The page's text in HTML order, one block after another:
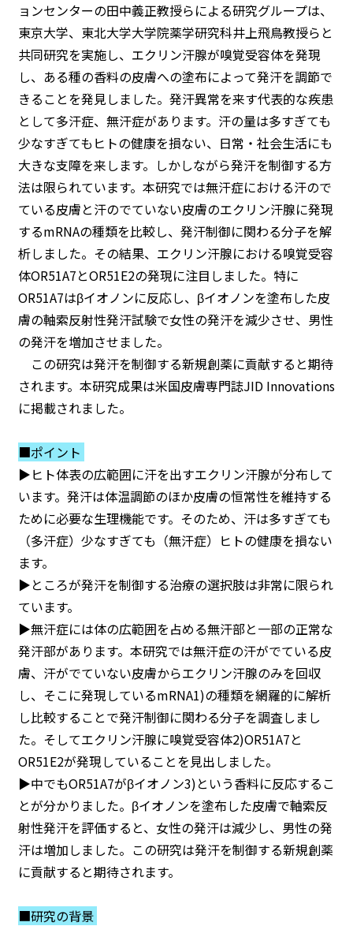
ョンセンターの田中義正教授らによる研究グループは、
東京大学、東北大学大学院薬学研究科井上飛鳥教授らと
共同研究を実施し、エクリン汗腺が嗅覚受容体を発現
し、ある種の香料の皮膚への塗布によって発汗を調節で
きることを発見しました。発汗異常を来す代表的な疾患
として多汗症、無汗症があります。汗の量は多すぎても
少なすぎてもヒトの健康を損ない、日常・社会生活にも
大きな支障を来します。しかしながら発汗を制御する方
法は限られています。本研究では無汗症における汗ので
ている皮膚と汗のでていない皮膚のエクリン汗腺に発現
するmRNAの種類を比較し、発汗制御に関わる分子を解
析しました。その結果、エクリン汗腺における嗅覚受容
体OR51A7とOR51E2の発現に注目しました。特に
OR51A7はβイオノンに反応し、βイオノンを塗布した皮
膚の軸索反射性発汗試験で女性の発汗を減少させ、男性
の発汗を増加させました。
この研究は発汗を制御する新規創薬に貢献すると期待
されます。本研究成果は米国皮膚専門誌JID Innovations
に掲載されました。
■ポイント
▶︎ヒト体表の広範囲に汗を出すエクリン汗腺が分布して
います。発汗は体温調節のほか皮膚の恒常性を維持する
ために必要な生理機能です。そのため、汗は多すぎても
（多汗症）少なすぎても（無汗症）ヒトの健康を損ない
ます。
▶︎ところが発汗を制御する治療の選択肢は非常に限られ
ています。
▶︎無汗症には体の広範囲を占める無汗部と一部の正常な
発汗部があります。本研究では無汗症の汗がでている皮
膚、汗がでていない皮膚からエクリン汗腺のみを回収
し、そこに発現しているmRNA1)の種類を網羅的に解析
し比較することで発汗制御に関わる分子を調査しまし
た。そしてエクリン汗腺に嗅覚受容体2)OR51A7と
OR51E2が発現していることを見出しました。
▶︎中でもOR51A7がβイオノン3)という香料に反応するこ
とが分かりました。βイオノンを塗布した皮膚で軸索反
射性発汗を評価すると、女性の発汗は減少し、男性の発
汗は増加しました。この研究は発汗を制御する新規創薬
に貢献すると期待されます。
■研究の背景